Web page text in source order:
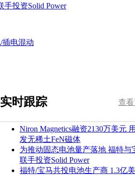
查
实时跟踪
Niron Magnetics融资2130万美元
发无稀土FeN磁体
为推动固态电池量产落地 福特与
联手投资Solid Power
福特/宝马共投电池生产商 1.3亿